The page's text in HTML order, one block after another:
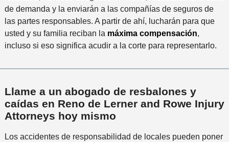
de demanda y la enviarán a las compañías de seguros de
las partes responsables. A partir de ahí, lucharán para que
usted y su familia reciban la máxima compensación,
incluso si eso significa acudir a la corte para representarlo.
Llame a un abogado de resbalones y
caídas en Reno de Lerner and Rowe Injury
Attorneys hoy mismo
Los accidentes de responsabilidad de locales pueden poner